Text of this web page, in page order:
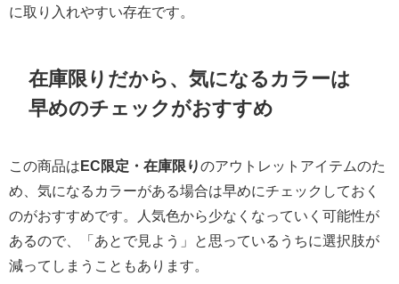
に取り入れやすい存在です。
在庫限りだから、気になるカラーは
早めのチェックがおすすめ
この商品は EC限定・在庫限りのアウトレットアイテムのた
め、気になるカラーがある場合は早めにチェックしておく
のがおすすめです。人気色から少なくなっていく可能性が
あるので、「あとで見よう」と思っているうちに選択肢が
減ってしまうこともあります。